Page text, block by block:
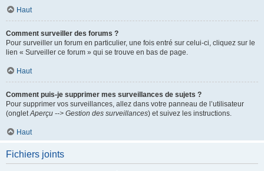
Haut
Comment surveiller des forums ?
Pour surveiller un forum en particulier, une fois entré sur celui-ci, cliquez sur le
lien « Surveiller ce forum » qui se trouve en bas de page.
Haut
Comment puis-je supprimer mes surveillances de sujets ?
Pour supprimer vos surveillances, allez dans votre panneau de l’utilisateur
(ongletAperçu --> Gestion des surveillances) et suivez les instructions.
Haut
Fichiers joints